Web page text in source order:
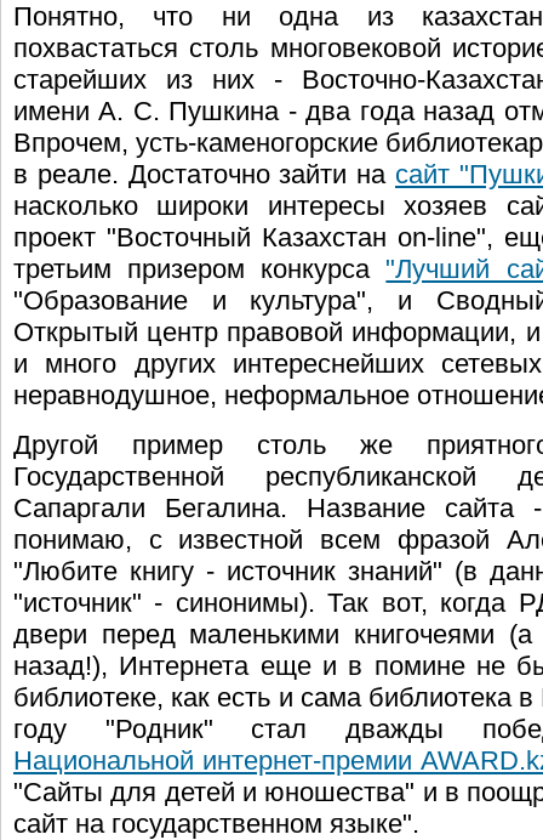
Понятно, что ни одна из
похвастаться столь многовековой
старейших из них - Восточно-
имени А. С. Пушкина - два года назад
Впрочем, усть-каменогорские
в реале. Достаточно зайти на сайт
насколько широки интересы хозяев
проект "Восточный Казахстан on-line",
третьим призером конкурса "Лучший
"Образование и культура", и
Открытый центр правовой информации,
и много других интереснейших
неравнодушное, неформальное
Другой пример столь же
Государственной республиканской
Сапаргали Бегалина. Название
понимаю, с известной всем фразой
"Любите книгу - источник знаний" (в
"источник" - синонимы). Так вот, когда
двери перед маленькими книгочеями
назад!), Интернета еще и в помине не
библиотеке, как есть и сама библиотека
году "Родник" стал дважды
Национальной интернет-премии
"Сайты для детей и юношества" и в
сайт на государственном языке".